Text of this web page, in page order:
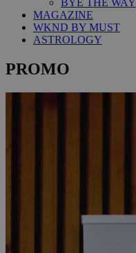
BYE THE WAY
MAGAZINE
WKND BY MUST
ASTROLOGY
PROMO